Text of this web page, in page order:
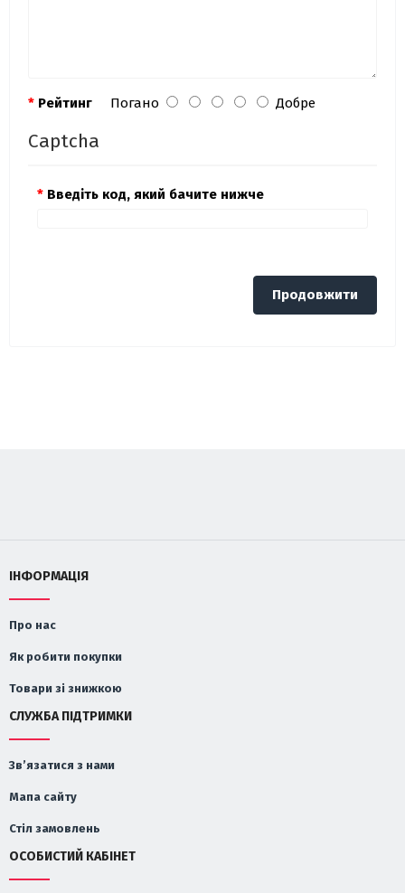
Рейтинг Погано Добре
Captcha
Введіть код, який бачите нижче
Продовжити
ІНФОРМАЦІЯ
Про нас
Як робити покупки
Товари зі знижкою
СЛУЖБА ПІДТРИМКИ
Зв’язатися з нами
Мапа сайту
Стіл замовлень
ОСОБИСТИЙ КАБІНЕТ